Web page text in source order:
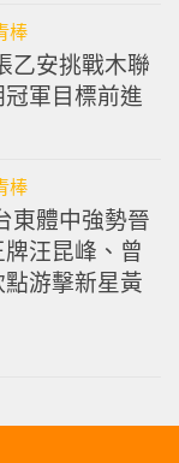
棒
乙安挑戰木聯
軍目標前進
棒
東體中強勢晉
汪昆峰、曾
游擊新星黃